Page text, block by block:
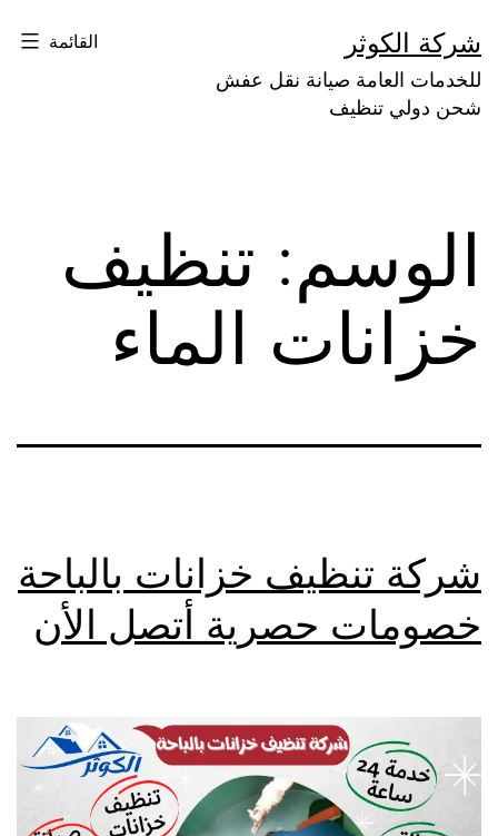
إلى
المحتوى
شركة الكوثر
للخدمات العامة صيانة نقل عفش
شحن دولي تنظيف
القائمة
الوسم: تنظيف
خزانات الماء
شركة تنظيف خزانات بالباحة
خصومات حصرية أتصل الأن